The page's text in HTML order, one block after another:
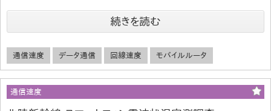
続きを読む
通信速度 データ通信 回線速度 モバイルルータ
通信速度